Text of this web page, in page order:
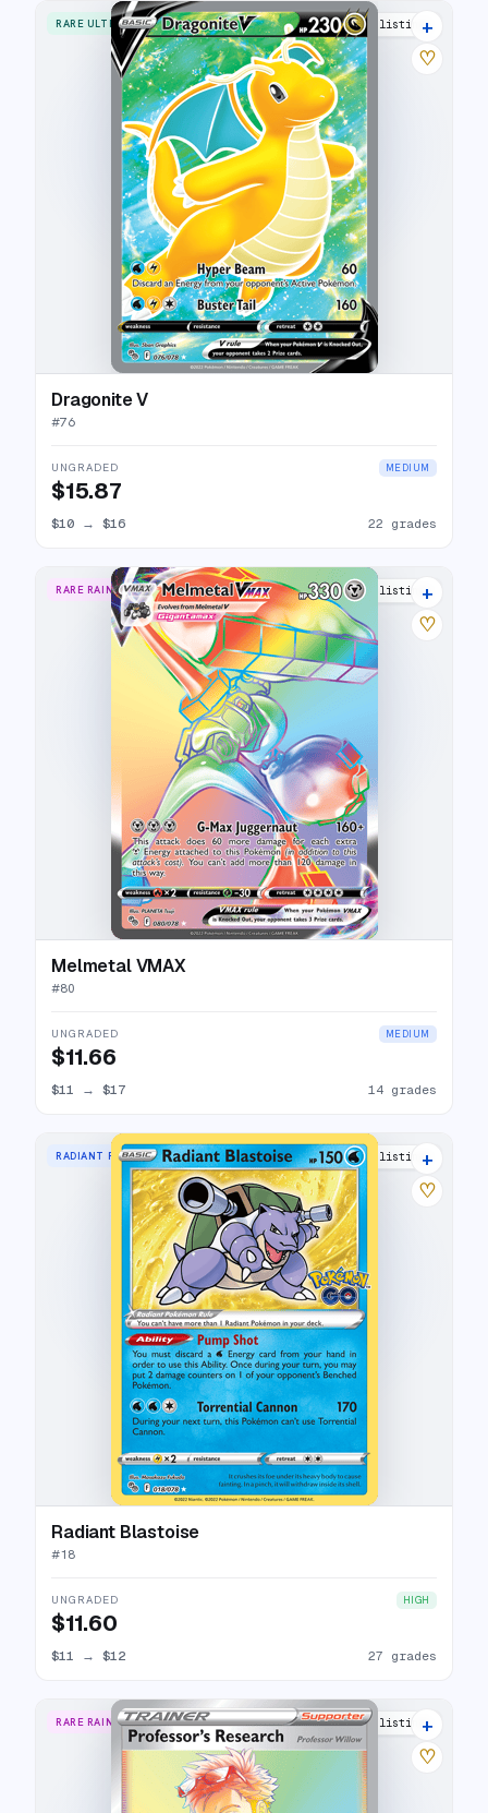
RARE ULTRA 26 listings
+
♡
Dragonite V
#76
UNGRADED MEDIUM
$15.87
$10 → $16 22 grades
RARE RAINBOW 18 listings
+
♡
Melmetal VMAX
#80
UNGRADED MEDIUM
$11.66
$11 → $17 14 grades
RADIANT RARE 31 listings
+
♡
Radiant Blastoise
#18
UNGRADED HIGH
$11.60
$11 → $12 27 grades
RARE RAINBOW 12 listings
+
♡